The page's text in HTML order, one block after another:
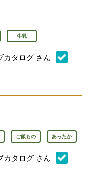
牛乳
カタログ さん
ト：
ご飯もの あったか
カタログ さん
ト：